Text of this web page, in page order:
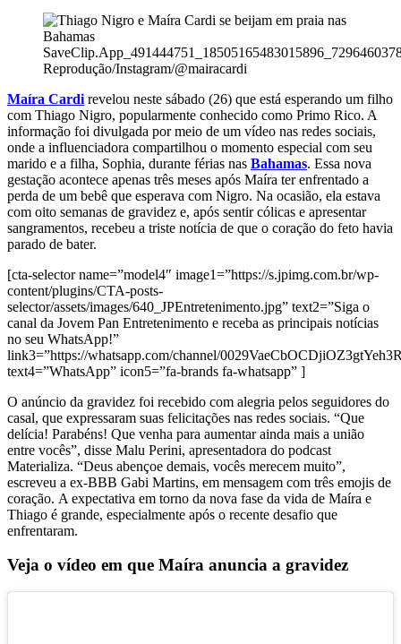
Reprodução/Instagram/@mairacardi
Maíra Cardi revelou neste sábado (26) que está esperando um filho
com Thiago Nigro, popularmente conhecido como Primo Rico. A
informação foi divulgada por meio de um vídeo nas redes sociais,
onde a influenciadora compartilhou o momento especial com seu
marido e a filha, Sophia, durante férias nas Bahamas. Essa nova
gestação acontece apenas três meses após Maíra ter enfrentado a
perda de um bebê que esperava com Nigro. Na ocasião, ela estava
com oito semanas de gravidez e, após sentir cólicas e apresentar
sangramentos, recebeu a triste notícia de que o coração do feto havia
parado de bater.
[cta-selector name=”model4″ image1=”https://s.jpimg.com.br/wp-
content/plugins/CTA-posts-
selector/assets/images/640_JPEntretenimento.jpg” text2=”Siga o
canal da Jovem Pan Entretenimento e receba as principais notícias
no seu WhatsApp!”
link3=”https://whatsapp.com/channel/
text4=”WhatsApp” icon5=”fa-brands fa-whatsapp” ]
O anúncio da gravidez foi recebido com alegria pelos seguidores do
casal, que expressaram suas felicitações nas redes sociais. “Que
delícia! Parabéns! Que venha para aumentar ainda mais a união
entre vocês”, disse Malu Perini, apresentadora do podcast
Materializa. “Deus abençoe demais, vocês merecem muito”,
escreveu a ex-BBB Gabi Martins, em mensagem com três emojis de
coração. A expectativa em torno da nova fase da vida de Maíra e
Thiago é grande, especialmente após o recente desafio que
enfrentaram.
Veja o vídeo em que Maíra anuncia a gravidez